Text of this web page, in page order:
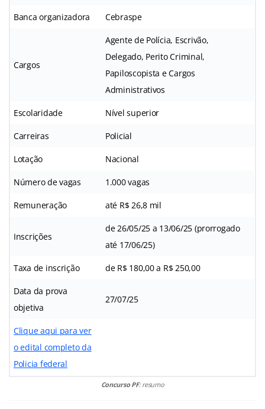
Banca organizadora Cebraspe
Cargos
Agente de Polícia, Escrivão,
Delegado, Perito Criminal,
Papiloscopista e Cargos
Administrativos
Escolaridade Nível superior
Carreiras Policial
Lotação Nacional
Número de vagas 1.000 vagas
Remuneração até R$ 26,8 mil
Inscrições
de 26/05/25 a 13/06/25 (prorrogado
até 17/06/25)
Taxa de inscrição de R$ 180,00 a R$ 250,00
Data da prova
objetiva
27/07/25
Clique aqui para ver
o edital completo da
Policia federal
Concurso PF: resumo